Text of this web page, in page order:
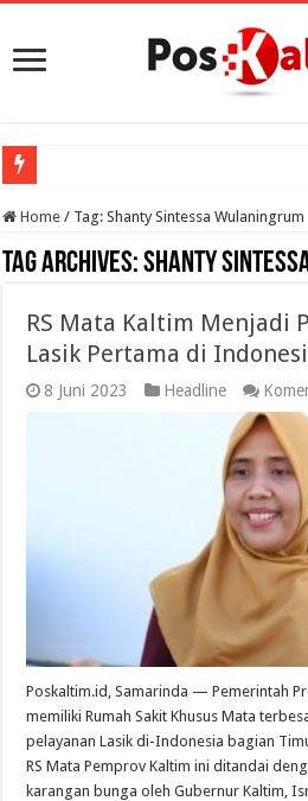
Home / Tag:Shanty Sintessa Wulaningrum
Tag Archives:Shanty
RS Mata Kaltim Menjadi
Lasik Pertama di
8 Juni 2023 Headline
Poskaltim.id, Samarinda — Pemerintah
memiliki Rumah Sakit Khusus Mata
pelayanan Lasik di-Indonesia bagian
RS Mata Pemprov Kaltim ini ditandai
karangan bunga oleh Gubernur Kaltim,